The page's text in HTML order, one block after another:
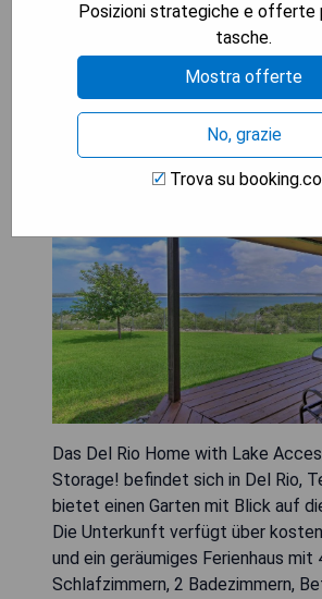
Del Rio Home with
and Boat Storage!
Das Del Rio Home with Lake
Storage! befindet sich in Del Rio,
bietet einen Garten mit Blick auf
Die Unterkunft verfügt über
und ein geräumiges Ferienhaus mit
Schlafzimmern, 2 Badezimmern,
Posizioni strategiche e
tasche.
Mostra offerte
No, grazie
Trova su